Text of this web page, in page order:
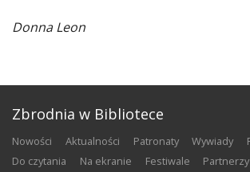
Donna Leon
Zbrodnia w Bibliotece
nowości aktualności patronaty wywiady
do czytania
na ekranie festiwale partnerzy